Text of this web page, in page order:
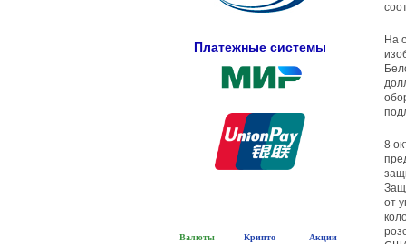
Платежные системы
На
8
от